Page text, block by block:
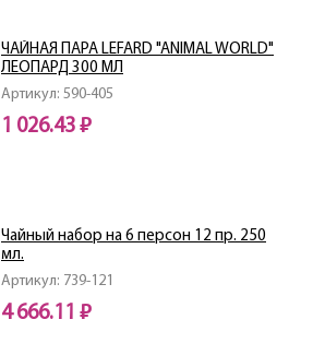
Артикул: 590-405
ЧАЙНАЯ ПАРА LEFARD "ANIMAL WORLD"
ЛЕОПАРД 300 МЛ
1 026.43 ₽
Артикул: 739-121
Чайный набор на 6 персон 12 пр. 250
мл.
4 666.11 ₽